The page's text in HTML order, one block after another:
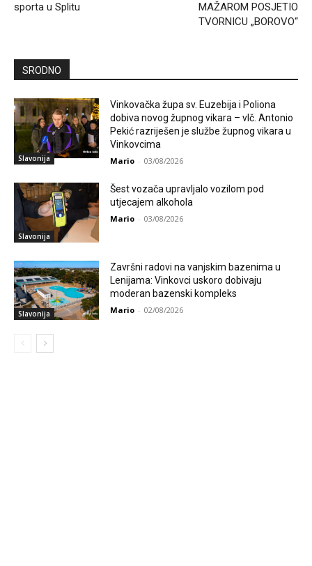
sporta u Splitu
MAŽAROM POSJETIO
TVORNICU „BOROVO“
SRODNO
Slavonija
Vinkovačka župa sv. Euzebija i Poliona
dobiva novog župnog vikara – vlč. Antonio
Pekić razriješen je službe župnog vikara u
Vinkovcima
Mario - 03/08/2026
Slavonija
Šest vozača upravljalo vozilom pod
utjecajem alkohola
Mario - 03/08/2026
Slavonija
Završni radovi na vanjskim bazenima u
Lenijama: Vinkovci uskoro dobivaju
moderan bazenski kompleks
Mario - 02/08/2026